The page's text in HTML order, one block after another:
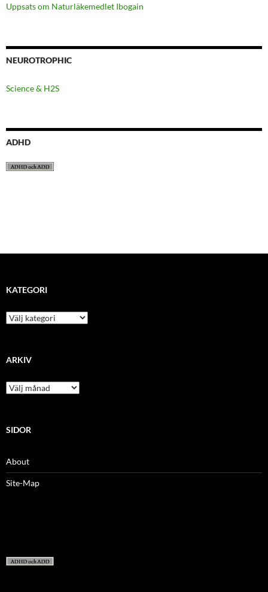
Uppsats om Naturläkemedlet Ibogain
NEUROTROPHIC
Science & H2S
ADHD
KATEGORI
kategori
ARKIV
arkiv
SIDOR
About
Site-Map